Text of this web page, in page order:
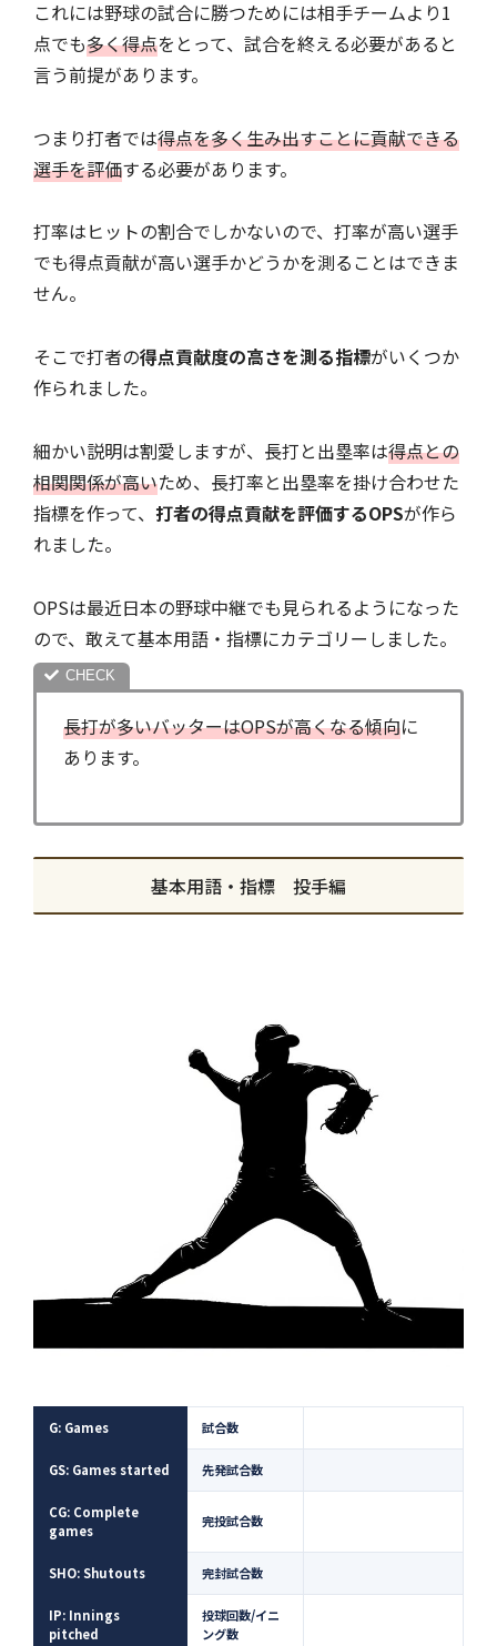
これには野球の試合に勝つためには相手チームより1
点でも多く得点をとって、試合を終える必要があると
言う前提があります。
つまり打者では得点を多く生み出すことに貢献できる
選手を評価する必要があります。
打率はヒットの割合でしかないので、打率が高い選手
でも得点貢献が高い選手かどうかを測ることはできま
せん。
そこで打者の得点貢献度の高さを測る指標がいくつか
作られました。
細かい説明は割愛しますが、長打と出塁率は得点との
相関関係が高いため、長打率と出塁率を掛け合わせた
指標を作って、 打者の得点貢献を評価するOPSが作ら
れました。
OPSは最近日本の野球中継でも見られるようになった
ので、敢えて基本用語・指標にカテゴリーしました。
長打が多いバッターはOPSが高くなる傾向に
あります。
基本用語・指標 投手編
G: Games 試合数
GS: Games started 先発試合数
CG: Complete
games
完投試合数
SHO: Shutouts 完封試合数
IP: Innings
pitched
投球回数/イニ
ング数